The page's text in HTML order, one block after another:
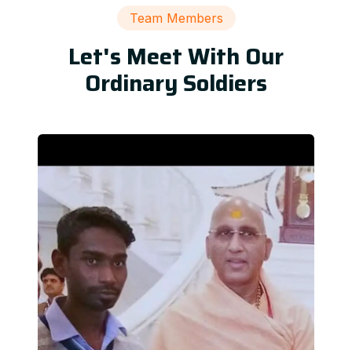
Team Members
Let's Meet With Our
Ordinary Soldiers